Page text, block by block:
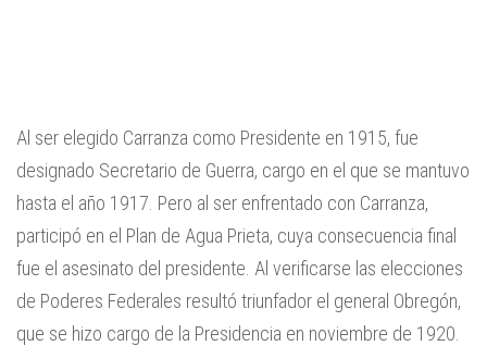
Al ser elegido Carranza como Presidente en 1915, fue
designado Secretario de Guerra, cargo en el que se mantuvo
hasta el año 1917. Pero al ser enfrentado con Carranza,
participó en el Plan de Agua Prieta, cuya consecuencia final
fue el asesinato del presidente. Al verificarse las elecciones
de Poderes Federales resultó triunfador el general Obregón,
que se hizo cargo de la Presidencia en noviembre de 1920.